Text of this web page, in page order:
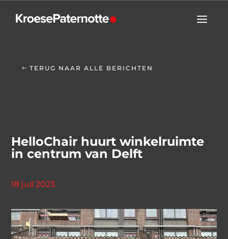
TERUG NAAR ALLE BERICHTEN
HelloChair huurt winkelruimte
in centrum van Delft
18 juli 2023